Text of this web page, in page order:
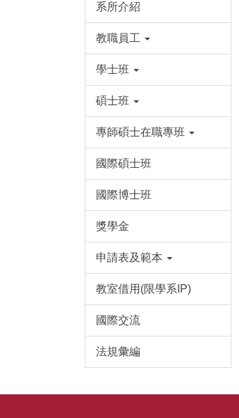
系所介紹
教職員工
學士班
碩士班
專師碩士在職專班
國際碩士班
國際博士班
獎學金
申請表及範本
教室借用(限學系IP)
國際交流
法規彙編